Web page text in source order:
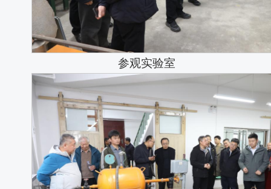
参观实验室